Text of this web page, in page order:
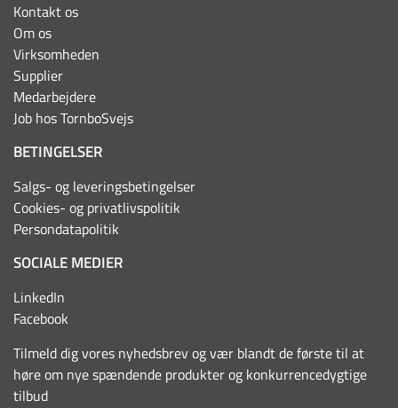
Kontakt os
Om os
Virksomheden
Supplier
Medarbejdere
Job hos TornboSvejs
BETINGELSER
Salgs- og leveringsbetingelser
Cookies- og privatlivspolitik
Persondatapolitik
SOCIALE MEDIER
LinkedIn
Facebook
Tilmeld dig vores nyhedsbrev og vær blandt de første til at
høre om nye spændende produkter og konkurrencedygtige
tilbud